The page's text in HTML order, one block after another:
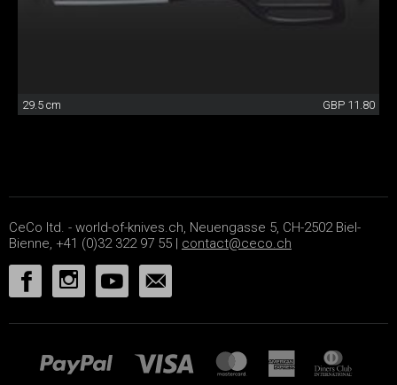
29.5 cm GBP 11.80
CeCo ltd. - world-of-knives.ch, Neuengasse 5, CH-2502 Biel-
Bienne, +41 (0)32 322 97 55 | contact@ceco.ch